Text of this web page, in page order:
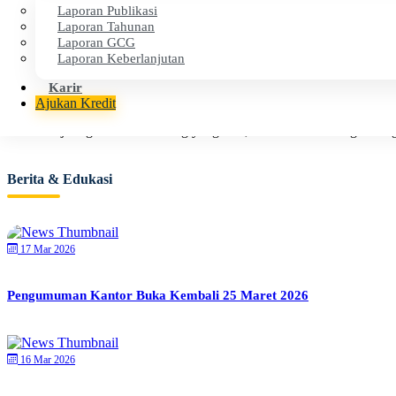
Laporan Publikasi
Laporan Tahunan
Laporan GCG
Laporan Keberlanjutan
Karir
Ajukan Kredit
Dilindungi oleh LPS, menjamin keamanan dana dan layanan
Dekat dengan Anda
Berita & Edukasi
17 Mar 2026
Pengumuman Kantor Buka Kembali 25 Maret 2026
16 Mar 2026